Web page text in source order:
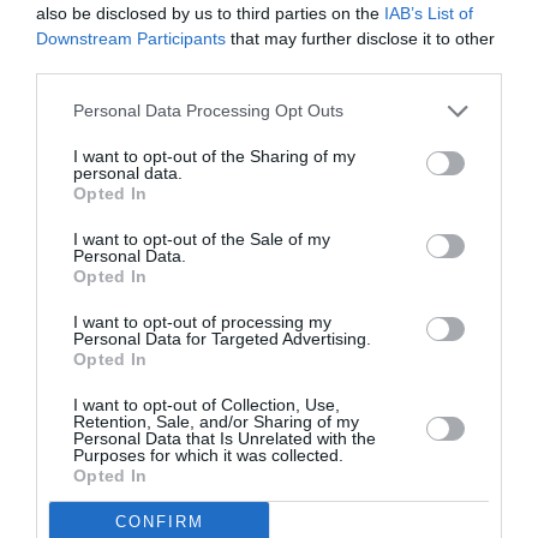
also be disclosed by us to third parties on the IAB’s List of
Downstream Participants that may further disclose it to other
Personal Data Processing Opt Outs
I want to opt-out of the Sharing of my
personal data.
Opted In
I want to opt-out of the Sale of my
Personal Data.
Opted In
I want to opt-out of processing my
Personal Data for Targeted Advertising.
Opted In
I want to opt-out of Collection, Use,
Retention, Sale, and/or Sharing of my
Personal Data that Is Unrelated with the
Purposes for which it was collected.
Opted In
CONFIRM
elezioni comunali. Shaari spera che intanto arrivi
una legge per il voto degli immigrati, ma dice che
"in caso contrario ci candideremo lo stesso, pur
sapendo di prendere pochi voti".
Milano, spiegare loro che devono difendere da soli i propri diritti. Questo non
vuol dire che non si possa collaborare con altri partiti, ma se abbiamo la
possibilità di fare da soli è meglio" aggiunge Shaari.
Il programma? “È in fase di realizzazione, ma la
richiesta di costruire una grande moschea in